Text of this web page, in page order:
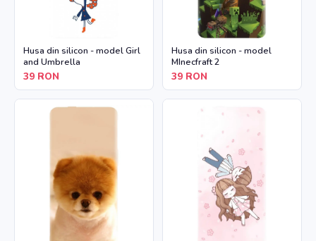
Husa din silicon - model Girl
and Umbrella
39 RON
Husa din silicon - model
MInecfraft 2
39 RON